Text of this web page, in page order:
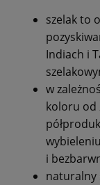
szelak to
Indiach i
w
koloru od
i
naturalny